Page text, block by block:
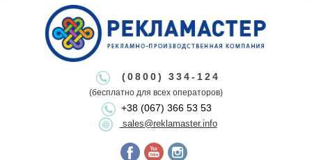
Рекламайстер.
Рекламно-
виробнича
Рекламайстер це: виробництво зовнішньої реклами, рекламні
вивіски лайтбокси, об'ємні букви, виносна реклама, штендери.
Виготовлення рекламоносіїв будь якої складності. Виготовляємо
рекламні конструкції під ключ. Оформлення документації та
дозволу на зовнішню рекламу.
(0800) 334-124
(бесплатно для всех операторов)
+38 (067) 366 53 53
sales@reklamaster.info